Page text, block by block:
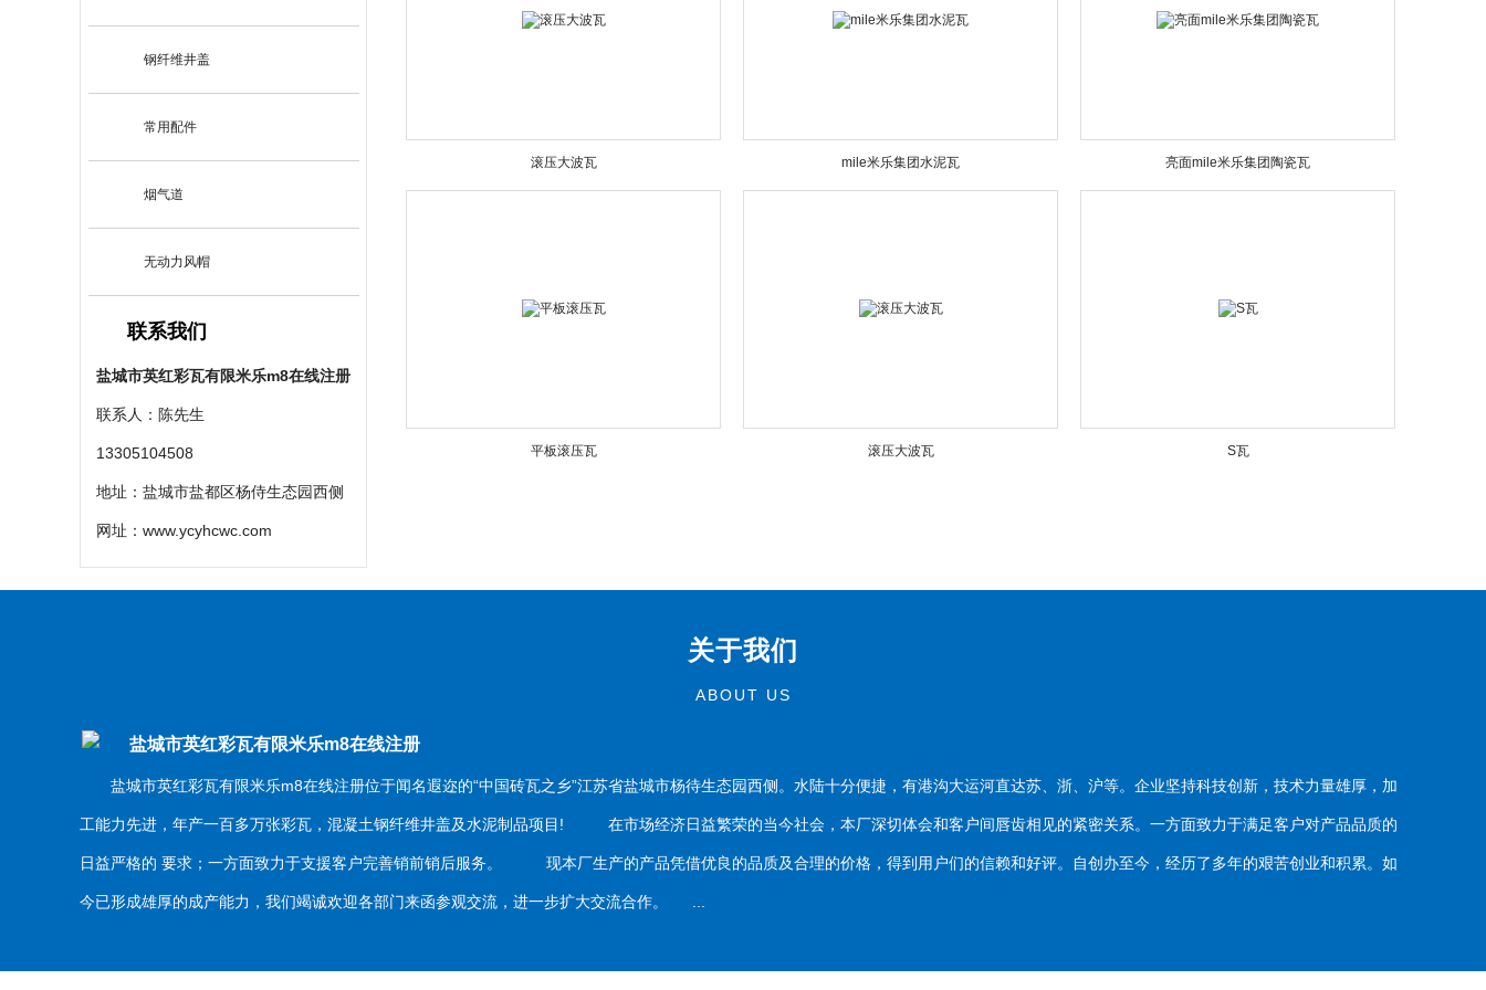
钢纤维井盖
常用配件
烟气道
无动力风帽
联系我们
盐城市英红彩瓦有限米乐m8在线注册
联系人：陈先生
13305104508
地址：盐城市盐都区杨侍生态园西侧
网址： www.ycyhcwc.com
滚压大波瓦 mile米乐集团水泥瓦 亮面mile米乐集团陶瓷瓦
平板滚压瓦 滚压大波瓦 S瓦
关于我们
ABOUT US
盐城市英红彩瓦有限米乐m8在线注册
盐城市英红彩瓦有限米乐m8在线注册位于闻名遐迩的“中国砖瓦之乡”江苏省盐城市杨待生态园西侧。水陆十分便捷，有港沟大运河直达苏、浙、沪等。企业坚持科技创新，技术力量雄厚，加
工能力先进，年产一百多万张彩瓦，混凝土钢纤维井盖及水泥制品项目! 在市场经济日益繁荣的当今社会，本厂深切体会和客户间唇齿相见的紧密关系。一方面致力于满足客户对产品品质的
日益严格的 要求；一方面致力于支援客户完善销前销后服务。 现本厂生产的产品凭借优良的品质及合理的价格，得到用户们的信赖和好评。自创办至今，经历了多年的艰苦创业和积累。如
今已形成雄厚的成产能力，我们竭诚欢迎各部门来函参观交流，进一步扩大交流合作。 ...